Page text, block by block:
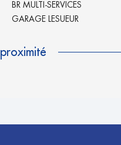
BR MULTI-SERVICES
GARAGE LESUEUR